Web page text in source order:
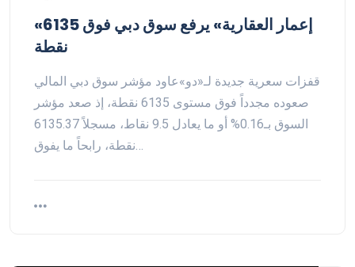
«إعمار العقارية» يرفع سوق دبي فوق 6135
نقطة
قفزات سعرية جديدة لـ«دو»عاود مؤشر سوق دبي المالي
صعوده مجدداً فوق مستوى 6135 نقطة، إذ صعد مؤشر
السوق بـ0.16% أو ما يعادل 9.5 نقاط، مسجلاً 6135.37
نقطة، رابحاً ما يفوق…